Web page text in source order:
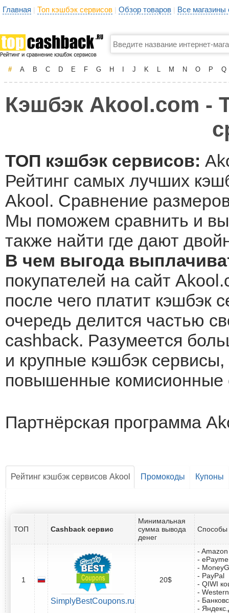
Главная | Топ кэшбэк сервисов | Обзор товаров | Все
# A B C D E F G H J K L M N O P Q
Кэшбэк Akool.com -
ТОП кэшбэк сервисов:
Рейтинг самых лучших
Akool. Сравнение
Мы поможем сравнить и
также найти где дают
В чем выгода
покупателей на сайт
после чего платит кэшбэк
очередь делится частью
cashback. Разумеется
и крупные кэшбэк
повышенные комисионные
Партнёрская программа
Рейтинг кэшбэк сервисов Akool Промокоды Купоны
ТОП Cashback сервис
Минимальная
сумма вывода
денег
Способы
1
SimplyBestCoupons.ru
20$
-
-
-
- PayPal
- QIWI
-
-
-